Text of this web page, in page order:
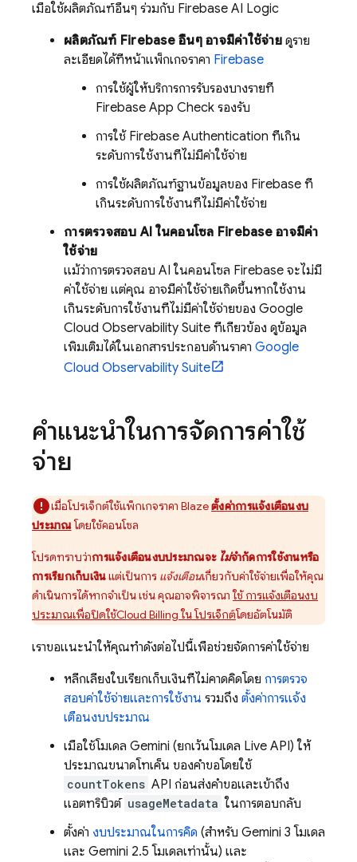
เมื่อใช้ผลิตภัณฑ์อื่นๆ ร่วมกับ Firebase AI Logic
ผลิตภัณฑ์ Firebase อื่นๆ อาจมีค่าใช้จ่ายดูราย
ละเอียดได้ที่หน้าแพ็กเกจราคา Firebase
การใช้ผู้ให้บริการการรับรองบางรายที่
Firebase App Check รองรับ
การใช้ Firebase Authentication ที่เกิน
ระดับการใช้งานที่ไม่มีค่าใช้จ่าย
การใช้ผลิตภัณฑ์ฐานข้อมูลของ Firebase ที่
เกินระดับการใช้งานที่ไม่มีค่าใช้จ่าย
การตรวจสอบ AI ในคอนโซล Firebaseอาจมีค่า
ใช้จ่าย
แม้ว่าการตรวจสอบ AI ในคอนโซล Firebase จะไม่มี
ค่าใช้จ่าย แต่คุณ อาจมีค่าใช้จ่ายเกิดขึ้นหากใช้งาน
เกินระดับการใช้งานที่ไม่มีค่าใช้จ่ายของ Google
Cloud Observability Suite ที่เกี่ยวข้อง ดูข้อมูล
เพิ่มเติมได้ในเอกสารประกอบด้านราคา Google
Cloud Observability Suite
คำแนะนำในการจัดการค่าใช้
จ่าย
เมื่อโปรเจ็กต์ใช้แพ็กเกจราคา Blazeตั้งค่าการแจ้งเตือนงบ
ประมาณโดยใช้คอนโซล
โปรดทราบว่าการแจ้งเตือนงบประมาณจะ ไม่จำกัดการใช้งานหรือ
การเรียกเก็บเงินแต่เป็นการ แจ้งเตือนเกี่ยวกับค่าใช้จ่ายเพื่อให้คุณ
ดำเนินการได้หากจำเป็น เช่น คุณอาจพิจารณาใช้ การแจ้งเตือนงบ
ประมาณเพื่อปิดใช้Cloud Billingใน โปรเจ็กต์โดยอัตโนมัติ
เราขอแนะนำให้คุณทำดังต่อไปนี้เพื่อช่วยจัดการค่าใช้จ่าย
หลีกเลี่ยงใบเรียกเก็บเงินที่ไม่คาดคิดโดย การตรวจ
สอบค่าใช้จ่ายและการใช้งาน รวมถึง ตั้งค่าการแจ้ง
เตือนงบประมาณ
เมื่อใช้โมเดล Gemini (ยกเว้นโมเดล Live API) ให้
ประมาณขนาดโทเค็น ของคำขอโดยใช้
countTokens API ก่อนส่งคำขอและเข้าถึง
แอตทริบิวต์ usageMetadata ในการตอบกลับ
ตั้งค่า งบประมาณในการคิด (สำหรับ Gemini 3 โมเดล
และ Gemini 2.5 โมเดลเท่านั้น) และ